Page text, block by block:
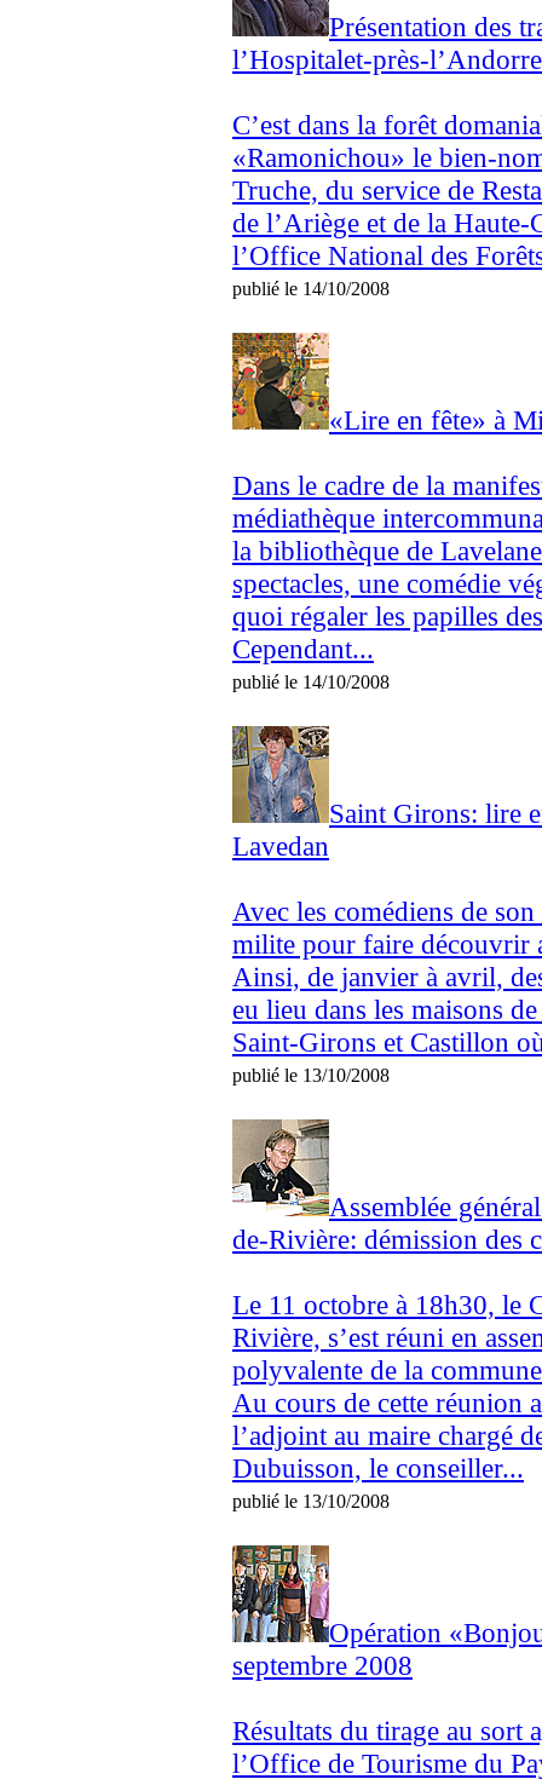
Présentation des
l’Hospitalet-près-l’Andorre
C’est dans la forêt
«Ramonichou» le bien-
Truche, du service de
de l’Ariège et de la
l’Office National des
publié le 14/10/2008
«Lire en fête» à
Dans le cadre de la
médiathèque
la bibliothèque de
spectacles, une comédie
quoi régaler les papilles
Cependant...
publié le 14/10/2008
Saint Girons: lire
Lavedan
Avec les comédiens de
milite pour faire découvrir
Ainsi, de janvier à avril,
eu lieu dans les maisons
Saint-Girons et Castillon
publié le 13/10/2008
Assemblée
de-Rivière: démission des
Le 11 octobre à 18h30, le
Rivière, s’est réuni en
polyvalente de la
Au cours de cette réunion
l’adjoint au maire chargé
Dubuisson, le conseiller...
publié le 13/10/2008
Opération
septembre 2008
Résultats du tirage au sort
l’Office de Tourisme du